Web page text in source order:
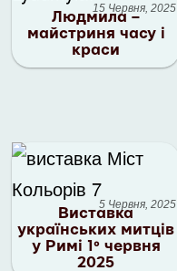
15 Червня, 2025
Людмила –
майстриня часу і
краси
5 Червня, 2025
Виставка
українських митців
у Римі 1° червня
2025